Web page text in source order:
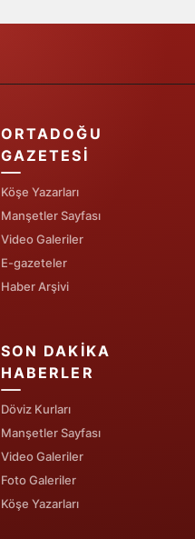
ORTADOĞU
GAZETESI
Köşe Yazarları
Manşetler Sayfası
Video Galeriler
E-gazeteler
Haber Arşivi
SON DAKIKA
HABERLER
Döviz Kurları
Manşetler Sayfası
Video Galeriler
Foto Galeriler
Köşe Yazarları